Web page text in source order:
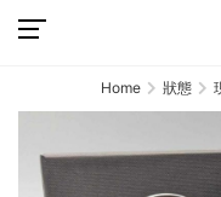
Home 狀態